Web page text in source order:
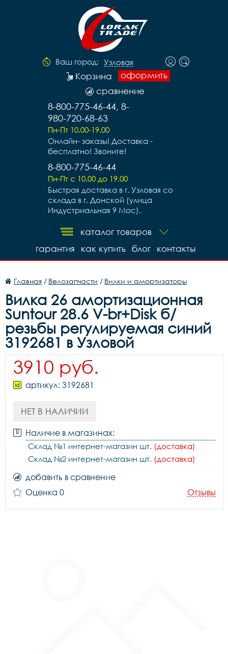
Ваш город: Узловая
оформить
Корзина
сравнение
8-800-775-46-44, 8-
980-720-68-63
Пн-Пт 10.00-19.00
Онлайн- заказы! Доставка -
бесплатно! Звоните!
8-800-775-46-44
Пн-Пт с 10.00 до 19.00
Быстрая доставка в г. Узловая со
склада в г. Донской (улица
Индустриальная 9 Мос).
каталог товаров
контакты
блог
как купить
гарантия
Главная / Велозапчасти / Вилки и амортизаторы
Вилка 26 амортизационная
Suntour 28.6 V-br+Disk б/
резьбы регулируемая синий
3192681 в Узловой
3910 руб.
артикул: 3192681
НЕТ В НАЛИЧИИ
Наличие в магазинах:
Склад №1 интернет-магазин шт. (доставка)
Склад №2 интернет-магазин шт. (доставка)
добавить в сравнение
Оценка 0
Отзывы